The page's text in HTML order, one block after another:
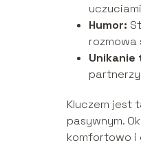
Humor:
rozmowa
Kluczem jest
pasywnym.
komfortowo i